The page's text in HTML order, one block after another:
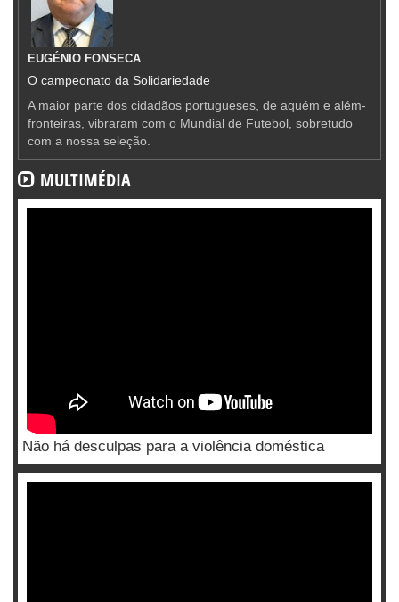
EUGÉNIO FONSECA
O campeonato da Solidariedade
A maior parte dos cidadãos portugueses, de aquém e além-
fronteiras, vibraram com o Mundial de Futebol, sobretudo
com a nossa seleção.
MULTIMÉDIA
Não há desculpas para a violência doméstica